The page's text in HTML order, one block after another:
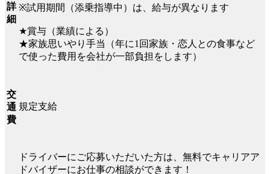
詳
細
※試用期間（添乗指導中）は、給与が異なります
★賞与（業績による）
★家族思いやり手当（年に1回家族・恋人との食事など
で使った費用を会社が一部負担をします）
交
通
費
規定支給
ドライバーにご応募いただいた方は、無料でキャリアア
ドバイザーにお仕事の相談ができます！